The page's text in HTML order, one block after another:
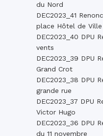
du Nord
DEC2023_41
place Hôtel de Ville
DEC2023_40 DPU
vents
DEC2023_39 DPU
Grand Crot
DEC2023_38 DPU
grande rue
DEC2023_37 DPU
Victor Hugo
DEC2023_36 DPU
du 11 novembre